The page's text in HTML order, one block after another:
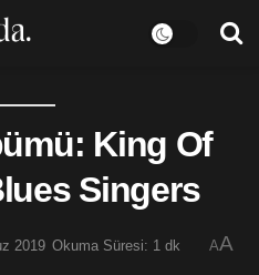
King Of
Singers
2019 Okuma Süresi: 1 dk AA